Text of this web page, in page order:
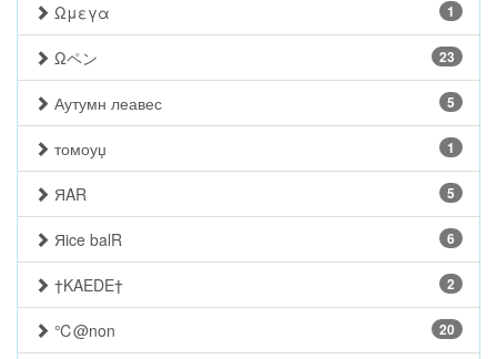
1
Ωμεγα
23
Ωペン
5
Аутумн леавес
1
томоуџ
5
ЯAR
6
Яice balR
2
†KAEDE†
20
℃@non